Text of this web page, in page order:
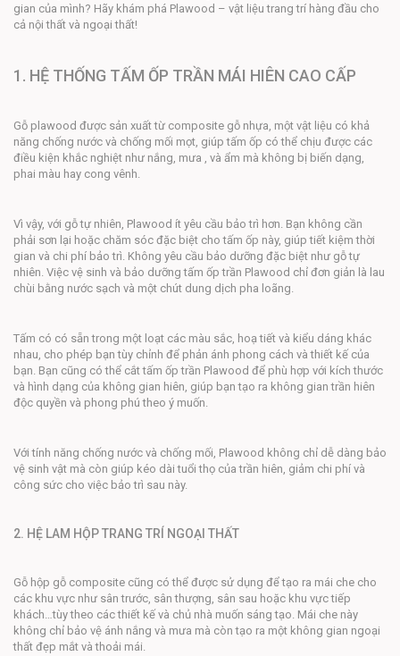
gian của mình? Hãy khám phá Plawood – vật liệu trang trí hàng đầu cho
cả nội thất và ngoại thất!
1. HỆ THỐNG TẤM ỐP TRẦN MÁI HIÊN CAO CẤP
Gỗ plawood được sản xuất từ ​​composite gỗ nhựa, một vật liệu có khả
năng chống nước và chống mối mọt, giúp tấm ốp có thể chịu được các
điều kiện khắc nghiệt như nắng, mưa , và ẩm mà không bị biến dạng,
phai màu hay cong vênh.
Vì vậy, với gỗ tự nhiên, Plawood ít yêu cầu bảo trì hơn. Bạn không cần
phải sơn lại hoặc chăm sóc đặc biệt cho tấm ốp này, giúp tiết kiệm thời
gian và chi phí bảo trì. Không yêu cầu bảo dưỡng đặc biệt như gỗ tự
nhiên. Việc vệ sinh và bảo dưỡng tấm ốp trần Plawood chỉ đơn giản là lau
chùi bằng nước sạch và một chút dung dịch pha loãng.
Tấm có có sẵn trong một loạt các màu sắc, hoạ tiết và kiểu dáng khác
nhau, cho phép bạn tùy chỉnh để phản ánh phong cách và thiết kế của
bạn. Bạn cũng có thể cắt tấm ốp trần Plawood để phù hợp với kích thước
và hình dạng của không gian hiên, giúp bạn tạo ra không gian trần hiên
độc quyền và phong phú theo ý muốn.
Với tính năng chống nước và chống mối, Plawood không chỉ dễ dàng bảo
vệ sinh vật mà còn giúp kéo dài tuổi thọ của trần hiên, giảm chi phí và
công sức cho việc bảo trì sau này.
2. HỆ LAM HỘP TRANG TRÍ NGOẠI THẤT
Gỗ hộp gỗ composite cũng có thể được sử dụng để tạo ra mái che cho
các khu vực như sân trước, sân thượng, sân sau hoặc khu vực tiếp
khách…tùy theo các thiết kế và chủ nhà muốn sáng tạo. Mái che này
không chỉ bảo vệ ánh nắng và mưa mà còn tạo ra một không gian ngoại
thất đẹp mắt và thoải mái.